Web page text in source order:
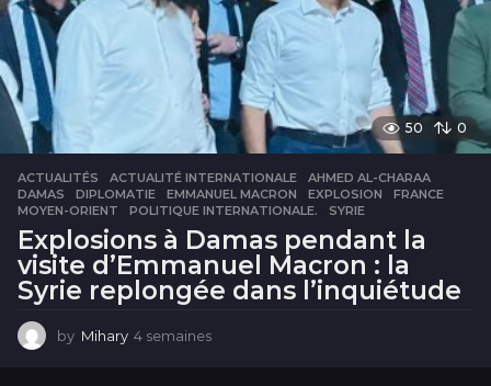
s
50 0
ACTUALITÉS ACTUALITÉ INTERNATIONALE ,AHMED AL-CHARAA
DAMAS
,DIPLOMATIE ,EMMANUEL MACRON ,EXPLOSION ,FRANCE
MOYEN-ORIENT
,POLITIQUE INTERNATIONALE. ,SYRIE
Explosions à Damas pendant la
visite d’Emmanuel Macron : la
Syrie replongée dans l’inquiétude
by Mihary 4 semaines